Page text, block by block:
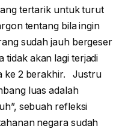
tertarik untuk turut
tentang bila ingin
sudah jauh bergeser
tidak akan lagi terjadi
ke 2 berakhir. Justru
luas adalah
sebuah refleksi
negara sudah